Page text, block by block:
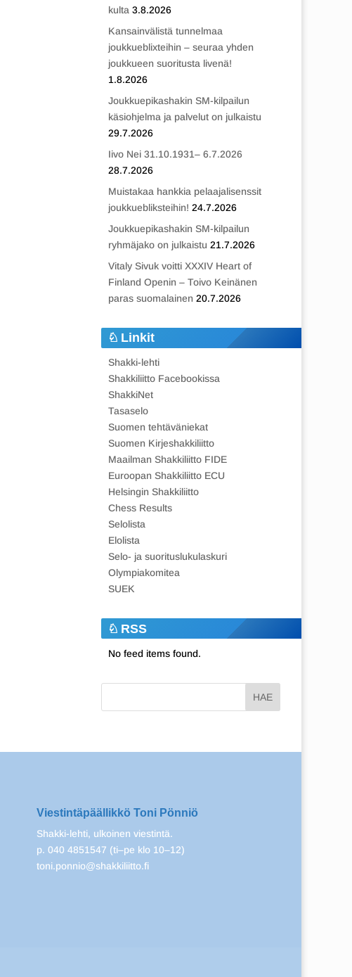
kulta 3.8.2026
Kansainvälistä tunnelmaa
joukkueblixteihin – seuraa yhden
joukkueen suoritusta livenä!
1.8.2026
Joukkuepikashakin SM-kilpailun
käsiohjelma ja palvelut on julkaistu
29.7.2026
Iivo Nei 31.10.1931– 6.7.2026
28.7.2026
Muistakaa hankkia pelaajalisenssit
joukkuebliksteihin! 24.7.2026
Joukkuepikashakin SM-kilpailun
ryhmäjako on julkaistu 21.7.2026
Vitaly Sivuk voitti XXXIV Heart of
Finland Openin – Toivo Keinänen
paras suomalainen 20.7.2026
Linkit
Shakki-lehti
Shakkiliitto Facebookissa
ShakkiNet
Tasaselo
Suomen tehtäväniekat
Suomen Kirjeshakkiliitto
Maailman Shakkiliitto FIDE
Euroopan Shakkiliitto ECU
Helsingin Shakkiliitto
Chess Results
Selolista
Elolista
Selo- ja suorituslukulaskuri
Olympiakomitea
SUEK
RSS
No feed items found.
Viestintäpäällikkö Toni Pönniö
Shakki-lehti, ulkoinen viestintä.
p. 040 4851547 (ti–pe klo 10–12)
toni.ponnio@shakkiliitto.fi